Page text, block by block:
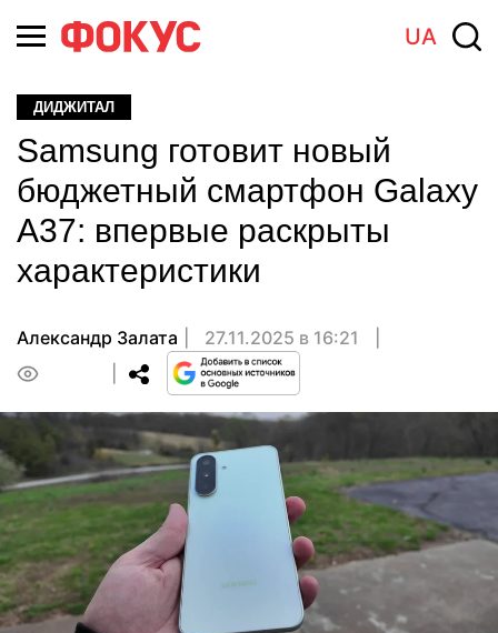
UA
ДИДЖИТАЛ
Samsung готовит новый
бюджетный смартфон Galaxy
A37: впервые раскрыты
характеристики
Александр Залата
27.11.2025 в 16:21